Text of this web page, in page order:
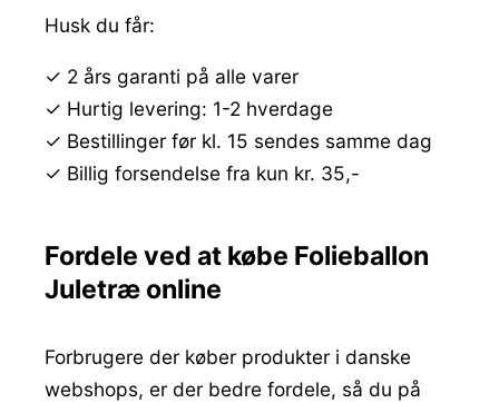
Husk du får:
✓ 2 års garanti på alle varer
✓ Hurtig levering: 1-2 hverdage
✓ Bestillinger før kl. 15 sendes samme dag
✓ Billig forsendelse fra kun kr. 35,-
Fordele ved at købe Folieballon
Juletræ online
Forbrugere der køber produkter i danske
webshops, er der bedre fordele, så du på